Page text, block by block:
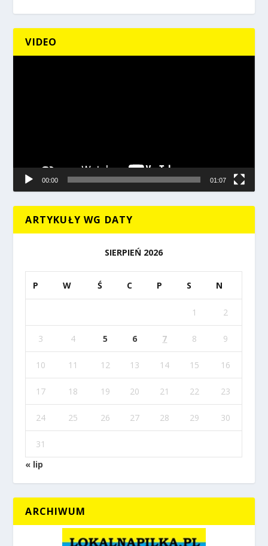
VIDEO
00:00 01:07
ARTYKUŁY WG DATY
SIERPIEŃ 2026
P W Ś C P S N
1 2
3 4 5 6 7 8 9
10 11 12 13 14 15 16
17 18 19 20 21 22 23
24 25 26 27 28 29 30
31
« lip
ARCHIWUM